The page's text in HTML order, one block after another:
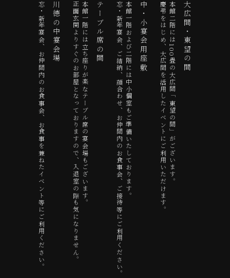
大広間・東望の間
本館二階には100畳の大広間「東望の間」がございます。
慶弔をはじめ、大広間を活用したイベントにご利用いただけます。
中・小宴会用座敷
本館一階および二階には中小個室もご準備いたしております。
忘・新年宴会、ご結納、顔合わせ、お仲間内のお食事会、ご接待等にご利用ください。
テーブル席の間
本館一階には立ち座りが楽なテーブル席の宴会場もございます。
正面玄関よりすぐのお部屋となっておりますので、入退室の際も気になりません。
川德の中宴会場
忘・新年宴会、お仲間内のお食事会、お食事を兼ねたイベント等にご利用ください。